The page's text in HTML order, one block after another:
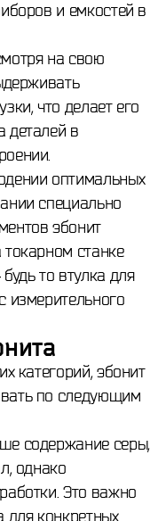
и емкостей в
на свою
что делает его
деталей в
оптимальных
специально
эбонит
станке
то втулка для
измерительного
категорий, эбонит
по следующим
содержание серы,
однако
Это важно
для конкретных